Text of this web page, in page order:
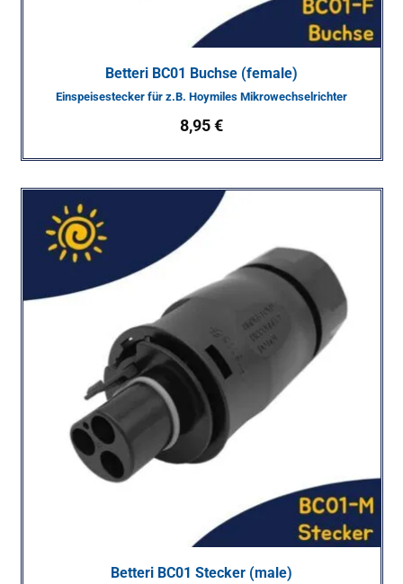
Betteri BC01 Buchse (female)
Einspeisestecker für z.B. Hoymiles Mikrowechselrichter
8,95€
Betteri BC01 Stecker (male)